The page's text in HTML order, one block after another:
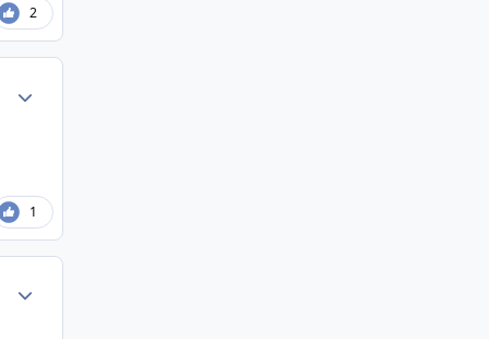
2
1